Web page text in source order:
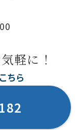
軽に！
ちら